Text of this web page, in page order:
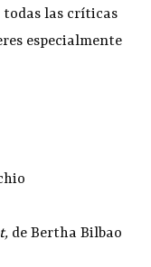
todas las críticas
especialmente
, de Bertha Bilbao